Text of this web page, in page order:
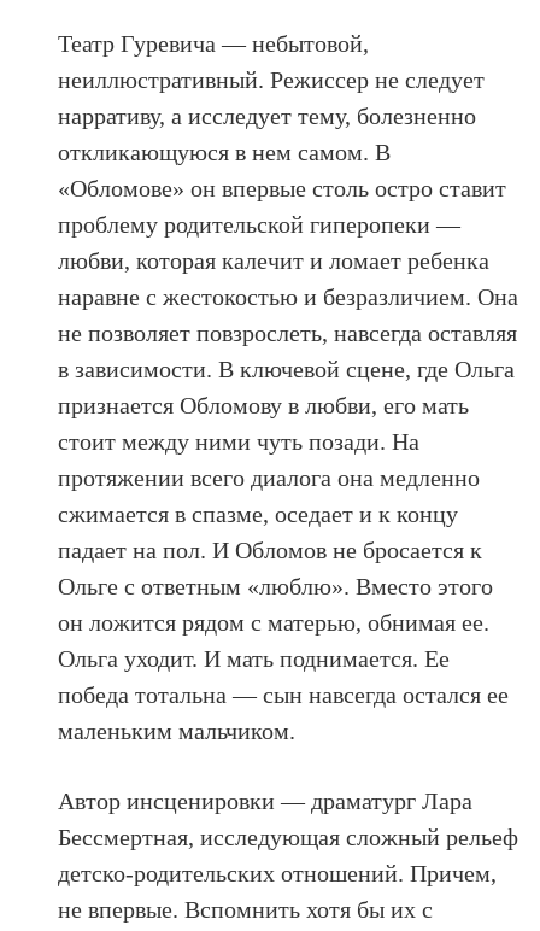
Театр Гуревича — небытовой,
неиллюстративный. Режиссер не следует
нарративу, а исследует тему, болезненно
откликающуюся в нем самом. В
«Обломове» он впервые столь остро ставит
проблему родительской гиперопеки —
любви, которая калечит и ломает ребенка
наравне с жестокостью и безразличием. Она
не позволяет повзрослеть, навсегда оставляя
в зависимости. В ключевой сцене, где Ольга
признается Обломову в любви, его мать
стоит между ними чуть позади. На
протяжении всего диалога она медленно
сжимается в спазме, оседает и к концу
падает на пол. И Обломов не бросается к
Ольге с ответным «люблю». Вместо этого
он ложится рядом с матерью, обнимая ее.
Ольга уходит. И мать поднимается. Ее
победа тотальна — сын навсегда остался ее
маленьким мальчиком.
Автор инсценировки — драматург Лара
Бессмертная, исследующая сложный рельеф
детско-родительских отношений. Причем,
не впервые. Вспомнить хотя бы их с